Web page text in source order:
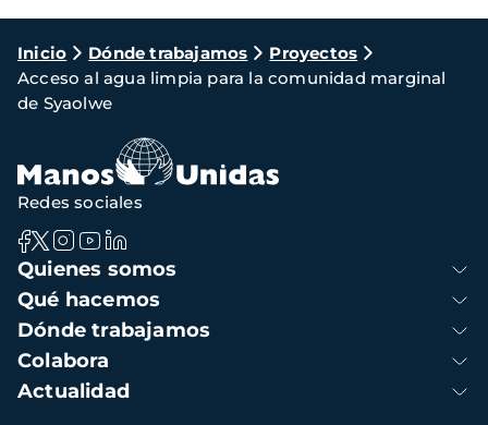
Ruta
de
navegación
Inicio Dónde trabajamos
Proyectos
Acceso al agua limpia para la comunidad marginal
de Syaolwe
Navegación
principal
Quienes somos
Qué hacemos
Dónde trabajamos
Colabora
Actualidad
Redes sociales